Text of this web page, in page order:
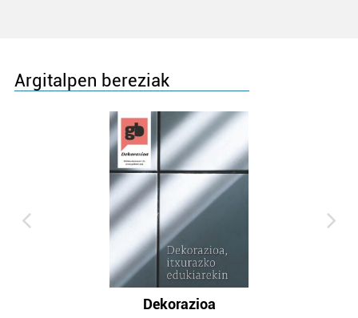
Argitalpen bereziak
Dekorazioa